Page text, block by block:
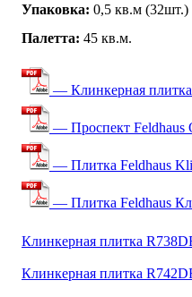
Упаковка: 0,5 кв.м (32шт.)
Палетта: 45 кв.м.
— Клинкерная
— Проспект Feldhaus
— Плитка Feldhaus
— Плитка Feldhaus
Клинкерная плитка
Клинкерная плитка